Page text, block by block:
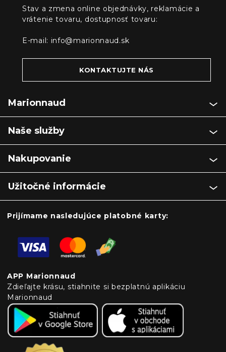
Stav a zmena online objednávky, reklamácie a
vrátenie tovaru, dostupnosť tovaru:
E-mail: info@marionnaud.sk
KONTAKTUJTE NÁS
Marionnaud
Naše služby
Nakupovanie
Užitočné informácie
Prijímame nasledujúce platobné karty:
APP Marionnaud
Zdieľajte krásu, stiahnite si bezplatnú aplikáciu
Marionnaud